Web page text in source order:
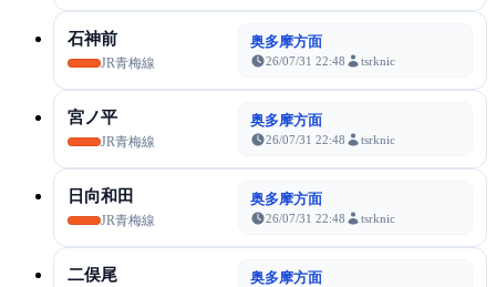
石神前
JR青梅線
奥多摩方面
26/07/31 22:48 tsrknic
宮ノ平
JR青梅線
奥多摩方面
26/07/31 22:48 tsrknic
日向和田
JR青梅線
奥多摩方面
26/07/31 22:48 tsrknic
二俣尾 奥多摩方面